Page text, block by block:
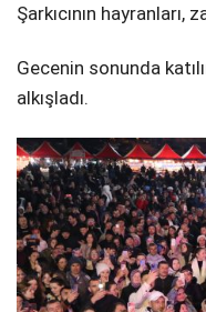
Şarkıcının
Gecenin sonunda
alkışladı.